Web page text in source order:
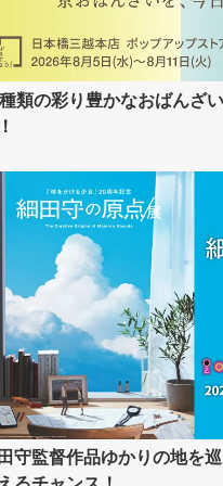
類の彩り豊かなおばんざ
守監督作品ゆかりの地を